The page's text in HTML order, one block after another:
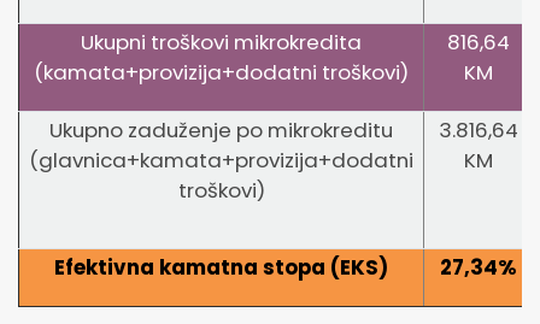
Ukupni troškovi mikrokredita
(kamata+provizija+dodatni troškovi)
816,64
KM
Ukupno zaduženje po mikrokreditu
(glavnica+kamata+provizija+dodatni
troškovi)
3.816,64
KM
Efektivna kamatna stopa (EKS) 27,34%